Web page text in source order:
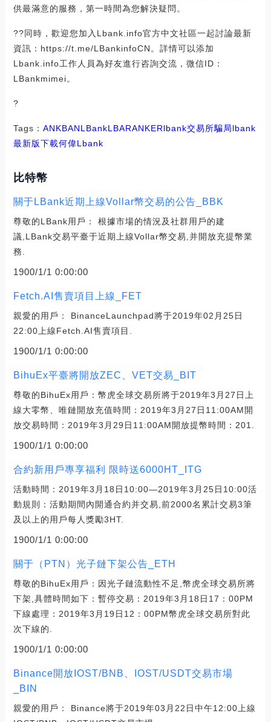
供最滿意的服務，第一時間為您解決疑問。
??同時，歡迎您加入Lbank.info官方中文社區一起討論最新
資訊：https://t.me/LBankinfoCN。詳情可以添加
Lbank.info工作人員為好友進行咨詢交流，微信ID：
LBankmimei。
?
Tags： ANKBANLBankLBARANKERlbank交易所騙局lbank
最新版下載何偉Lbank
比特幣
關于LBank近期上線Vollar幣交易的公告_BBK
尊敬的LBank用戶： 根據市場的情況及社群用戶的建
議,LBank交易平臺于近期上線Vollar幣交易,并開放充提幣業
務.
1900/1/1 0:00:00
Fetch.AI售賣項目上線_FET
親愛的用戶： BinanceLaunchpad將于2019年02月25日
22:00上線Fetch.AI售賣項目.
1900/1/1 0:00:00
BihuEx平臺將開放ZEC、VET交易_BIT
尊敬的BihuEx用戶：幣虎全球交易所將于2019年3月27日上
線大零幣、唯鏈開放充值時間：2019年3月27日11:00AM開
放交易時間：2019年3月29日11:00AM開放提幣時間：201.
1900/1/1 0:00:00
合約新用戶專享福利 限時送6000HT_ITG
活動時間：2019年3月18日10:00—2019年3月25日10:00活
動規則：活動期間內開通合約并交易,前2000名累計交易3筆
及以上的用戶每人獎勵3HT.
1900/1/1 0:00:00
關于（PTN）光子鏈下架公告_ETH
尊敬的BihuEx用戶：因光子鏈流動性不足,幣虎全球交易所將
下架,具體時間如下：暫停交易：2019年3月18日17：00PM
下線處理：2019年3月19日12：00PM幣虎全球交易所對此
次下線的.
1900/1/1 0:00:00
Binance開放IOST/BNB、IOST/USDT交易市場
_BIN
親愛的用戶： Binance將于2019年03月22日中午12:00上線